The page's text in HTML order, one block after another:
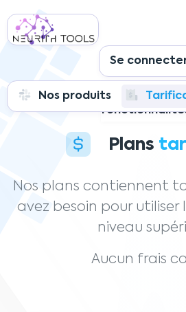
Se
Nos produitsAccès en illimité
Plans
Nos plans contiennent
avez besoin pour
niveau
Aucun frais